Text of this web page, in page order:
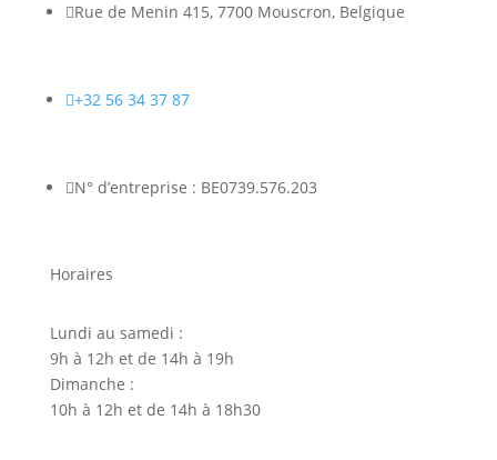
Rue de Menin 415, 7700 Mouscron, Belgique
+32 56 34 37 87
N° d’entreprise : BE0739.576.203
Horaires
Lundi au samedi :
9h à 12h et de 14h à 19h
Dimanche :
10h à 12h et de 14h à 18h30